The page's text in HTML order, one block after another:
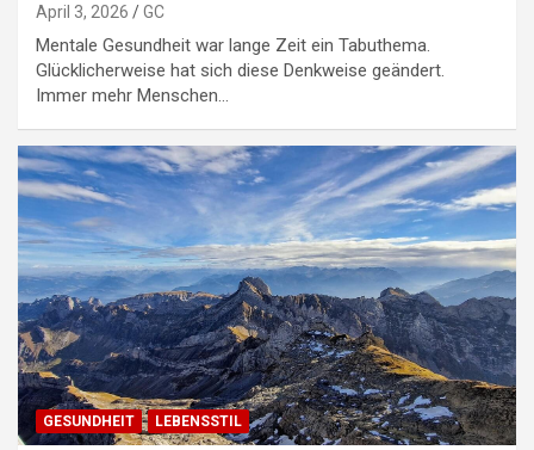
April 3, 2026 GC
Mentale Gesundheit war lange Zeit ein Tabuthema.
Glücklicherweise hat sich diese Denkweise geändert.
Immer mehr Menschen…
GESUNDHEIT LEBENSSTIL